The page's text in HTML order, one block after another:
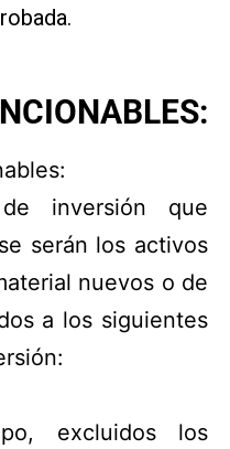
inversión que
serán los activos
nuevos o de
a los siguientes
excluidos los